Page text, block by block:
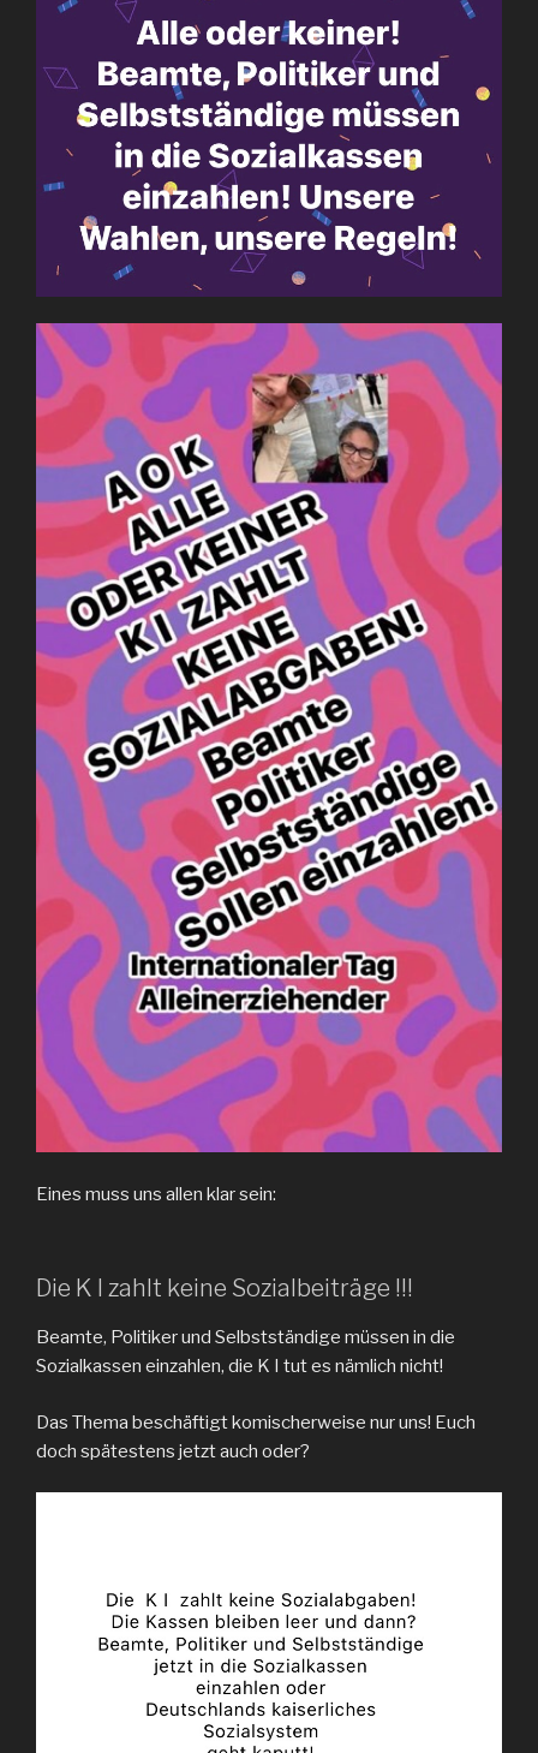
Eines muss uns allen klar sein:
Die K I zahlt keine Sozialbeiträge !!!
Beamte, Politiker und Selbstständige müssen in die
Sozialkassen einzahlen, die K I tut es nämlich nicht!
Das Thema beschäftigt komischerweise nur uns! Euch
doch spätestens jetzt auch oder?